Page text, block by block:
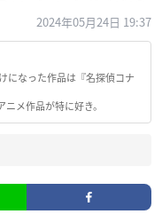
2024年05月24日 19:37
になった作品は『名探偵コナ
メ作品が特に好き。